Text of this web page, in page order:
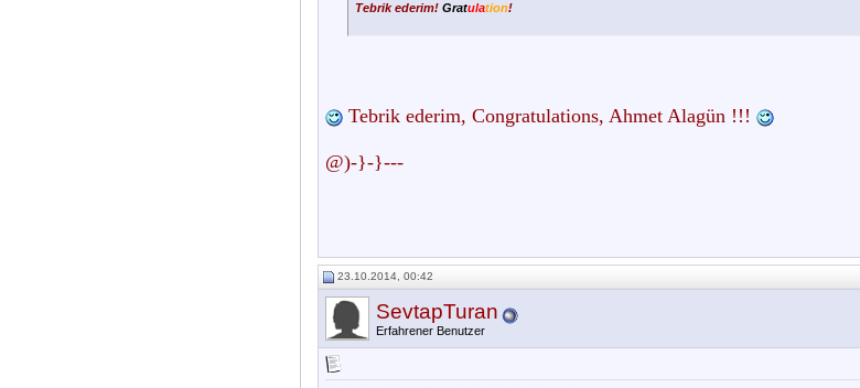
Tebrik ederim! Gratulation!
Tebrik ederim, Congratulations, Ahmet Alagün !!!
@)-}-}---
23.10.2014, 00:42
SevtapTuran
Erfahrener Benutzer